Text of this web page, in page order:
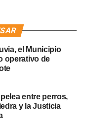
el Municipio
operativo de
entre perros,
y la Justicia